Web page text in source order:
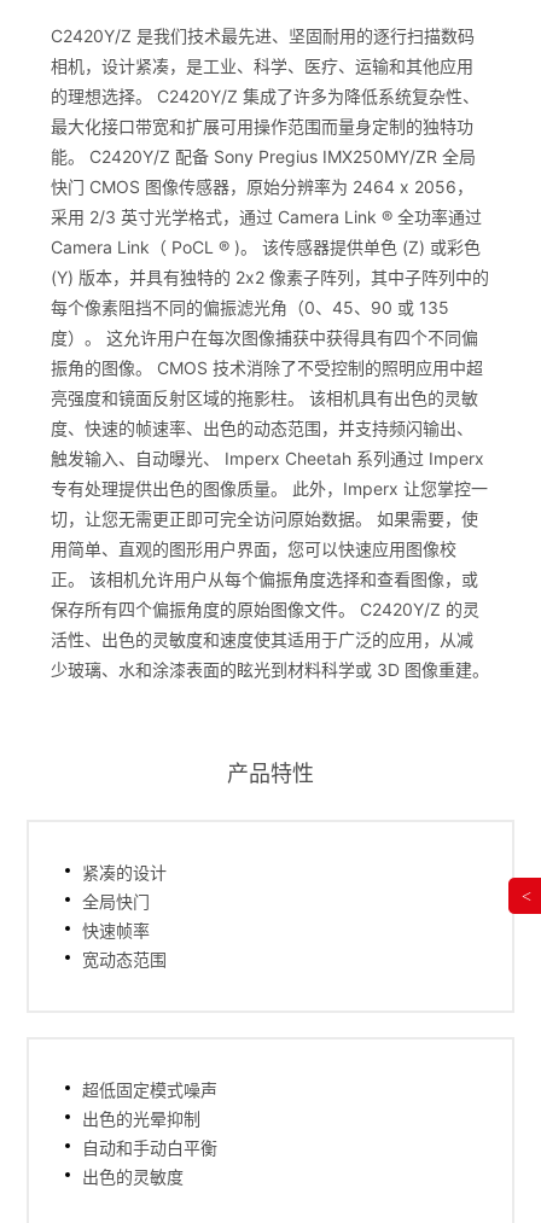
C2420Y/Z 是我们技术最先进、坚固耐用的逐行扫描数码
相机，设计紧凑，是工业、科学、医疗、运输和其他应用
的理想选择。 C2420Y/Z 集成了许多为降低系统复杂性、
最大化接口带宽和扩展可用操作范围而量身定制的独特功
能。 C2420Y/Z 配备 Sony Pregius IMX250MY/ZR 全局
快门 CMOS 图像传感器，原始分辨率为 2464 x 2056，
采用 2/3 英寸光学格式，通过 Camera Link ® 全功率通过
Camera Link（ PoCL ® )。 该传感器提供单色 (Z) 或彩色
(Y) 版本，并具有独特的 2x2 像素子阵列，其中子阵列中的
每个像素阻挡不同的偏振滤光角（0、45、90 或 135
度）。 这允许用户在每次图像捕获中获得具有四个不同偏
振角的图像。 CMOS 技术消除了不受控制的照明应用中超
亮强度和镜面反射区域的拖影柱。 该相机具有出色的灵敏
度、快速的帧速率、出色的动态范围，并支持频闪输出、
触发输入、自动曝光、 Imperx Cheetah 系列通过 Imperx
专有处理提供出色的图像质量。 此外，Imperx 让您掌控一
切，让您无需更正即可完全访问原始数据。 如果需要，使
用简单、直观的图形用户界面，您可以快速应用图像校
正。 该相机允许用户从每个偏振角度选择和查看图像，或
保存所有四个偏振角度的原始图像文件。 C2420Y/Z 的灵
活性、出色的灵敏度和速度使其适用于广泛的应用，从减
少玻璃、水和涂漆表面的眩光到材料科学或 3D 图像重建。
产品特性
紧凑的设计
全局快门
快速帧率
宽动态范围
超低固定模式噪声
出色的光晕抑制
自动和手动白平衡
出色的灵敏度
<